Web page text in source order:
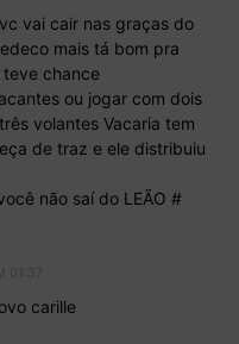
vai cair nas graças do
mais tá bom pra
chance
ou jogar com dois
volantes Vacaria tem
de traz e ele distribuiu
não saí do LEÃO #
carille